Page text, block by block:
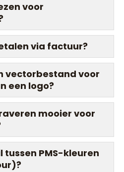
voor
via factuur?
vectorbestand voor
een logo?
mooier voor
tussen PMS-kleuren